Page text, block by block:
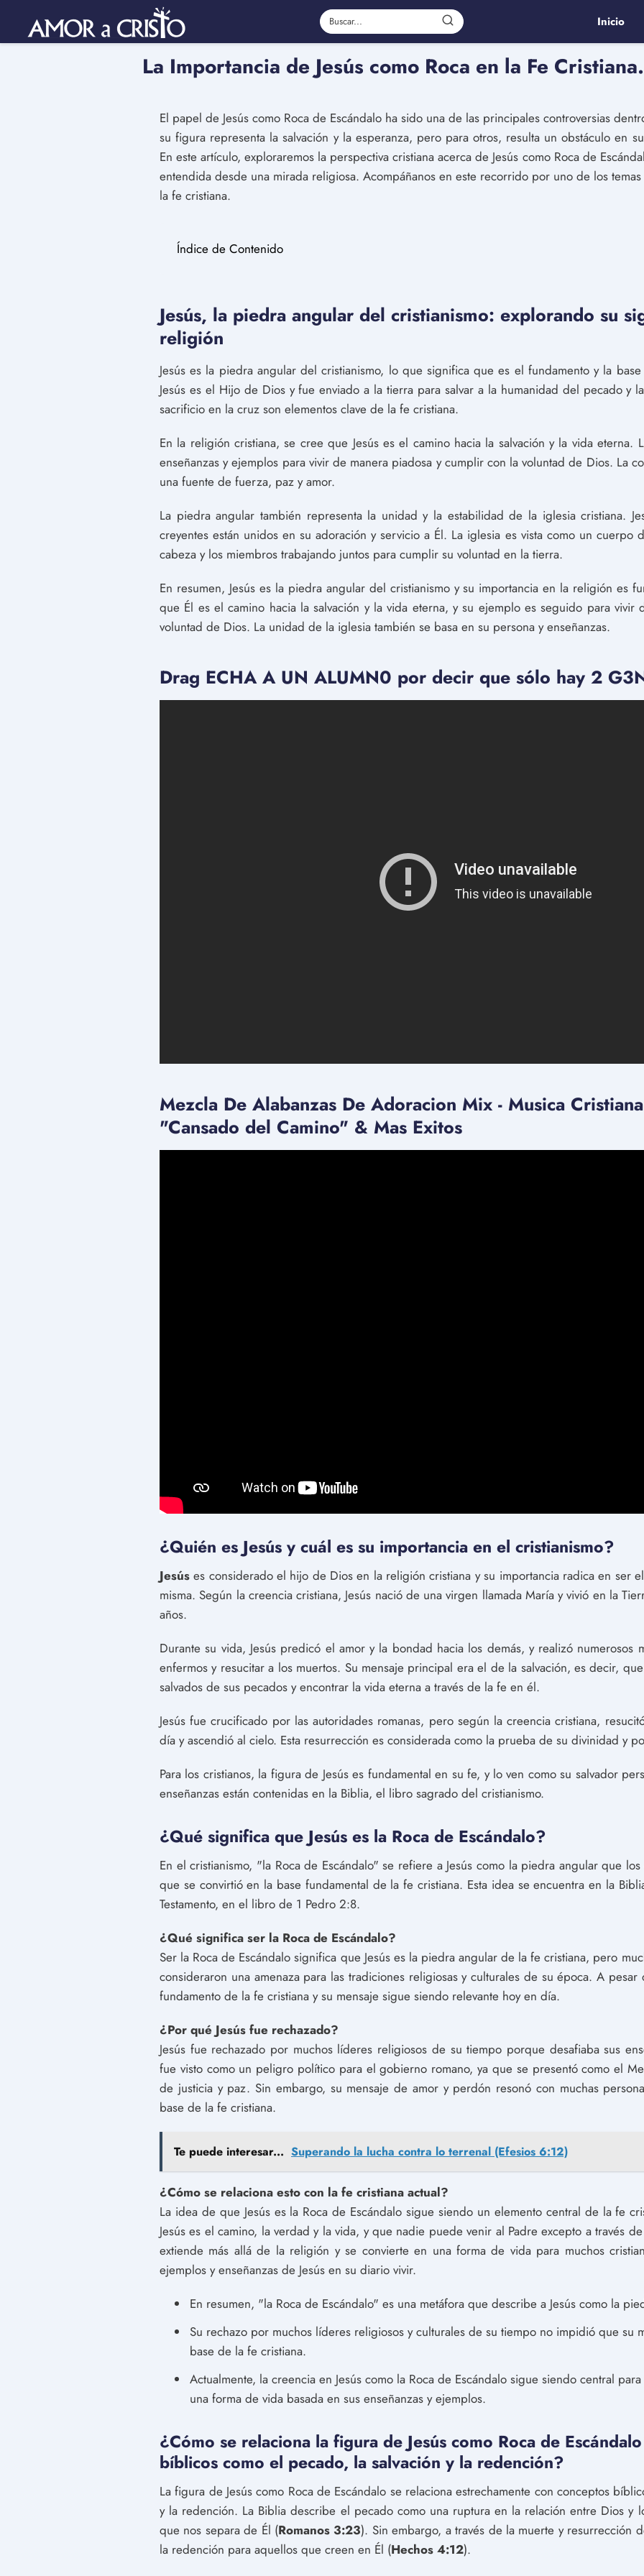
Inicio
La Importancia de Jesús como Roca en la Fe Cristiana.
El papel de Jesús como Roca de Escándalo ha sido una de las principales controversias
su figura representa la salvación y la esperanza, pero para otros, resulta un obstáculo en
En este artículo, exploraremos la perspectiva cristiana acerca de Jesús como Roca de
entendida desde una mirada religiosa. Acompáñanos en este recorrido por uno de los
la fe cristiana.
Índice de Contenido
Jesús, la piedra angular del cristianismo: explorando su
religión
Jesús es la piedra angular del cristianismo, lo que significa que es el fundamento y la
Jesús es el Hijo de Dios y fue enviado a la tierra para salvar a la humanidad del pecado y
sacrificio en la cruz son elementos clave de la fe cristiana.
En la religión cristiana, se cree que Jesús es el camino hacia la salvación y la vida eterna.
enseñanzas y ejemplos para vivir de manera piadosa y cumplir con la voluntad de Dios. La
una fuente de fuerza, paz y amor.
La piedra angular también representa la unidad y la estabilidad de la iglesia cristiana.
creyentes están unidos en su adoración y servicio a Él. La iglesia es vista como un cuerpo
cabeza y los miembros trabajando juntos para cumplir su voluntad en la tierra.
En resumen, Jesús es la piedra angular del cristianismo y su importancia en la religión es
que Él es el camino hacia la salvación y la vida eterna, y su ejemplo es seguido para vivir
voluntad de Dios. La unidad de la iglesia también se basa en su persona y enseñanzas.
Drag ECHA A UN ALUMN0 por decir que sólo hay 2
Mezcla De Alabanzas De Adoracion Mix - Musica
"Cansado del Camino" & Mas Exitos
¿Quién es Jesús y cuál es su importancia en el cristianismo?
Jesús es considerado el hijo de Dios en la religión cristiana y su importancia radica en ser
misma. Según la creencia cristiana, Jesús nació de una virgen llamada María y vivió en la
años.
Durante su vida, Jesús predicó el amor y la bondad hacia los demás, y realizó numerosos
enfermos y resucitar a los muertos. Su mensaje principal era el de la salvación, es decir,
salvados de sus pecados y encontrar la vida eterna a través de la fe en él.
Jesús fue crucificado por las autoridades romanas, pero según la creencia cristiana,
día y ascendió al cielo. Esta resurrección es considerada como la prueba de su divinidad y
Para los cristianos, la figura de Jesús es fundamental en su fe, y lo ven como su salvador
enseñanzas están contenidas en la Biblia, el libro sagrado del cristianismo.
¿Qué significa que Jesús es la Roca de Escándalo?
En el cristianismo, "la Roca de Escándalo" se refiere a Jesús como la piedra angular que
que se convirtió en la base fundamental de la fe cristiana. Esta idea se encuentra en la
Testamento, en el libro de 1 Pedro 2:8.
¿Qué significa ser la Roca de Escándalo?
Ser la Roca de Escándalo significa que Jesús es la piedra angular de la fe cristiana, pero
consideraron una amenaza para las tradiciones religiosas y culturales de su época. A pesar
fundamento de la fe cristiana y su mensaje sigue siendo relevante hoy en día.
¿Por qué Jesús fue rechazado?
Jesús fue rechazado por muchos líderes religiosos de su tiempo porque desafiaba sus
fue visto como un peligro político para el gobierno romano, ya que se presentó como el
de justicia y paz. Sin embargo, su mensaje de amor y perdón resonó con muchas
base de la fe cristiana.
Te puede interesar... Superando la lucha contra lo terrenal (Efesios 6:12)
¿Cómo se relaciona esto con la fe cristiana actual?
La idea de que Jesús es la Roca de Escándalo sigue siendo un elemento central de la fe
Jesús es el camino, la verdad y la vida, y que nadie puede venir al Padre excepto a través
extiende más allá de la religión y se convierte en una forma de vida para muchos
ejemplos y enseñanzas de Jesús en su diario vivir.
En resumen, "la Roca de Escándalo" es una metáfora que describe a Jesús como la
Su rechazo por muchos líderes religiosos y culturales de su tiempo no impidió que su
base de la fe cristiana.
Actualmente, la creencia en Jesús como la Roca de Escándalo sigue siendo central
una forma de vida basada en sus enseñanzas y ejemplos.
¿Cómo se relaciona la figura de Jesús como Roca de
bíblicos como el pecado, la salvación y la redención?
La figura de Jesús como Roca de Escándalo se relaciona estrechamente con conceptos
y la redención. La Biblia describe el pecado como una ruptura en la relación entre Dios y
que nos separa de Él (Romanos 3:23). Sin embargo, a través de la muerte y resurrección
la redención para aquellos que creen en Él (Hechos 4:12).